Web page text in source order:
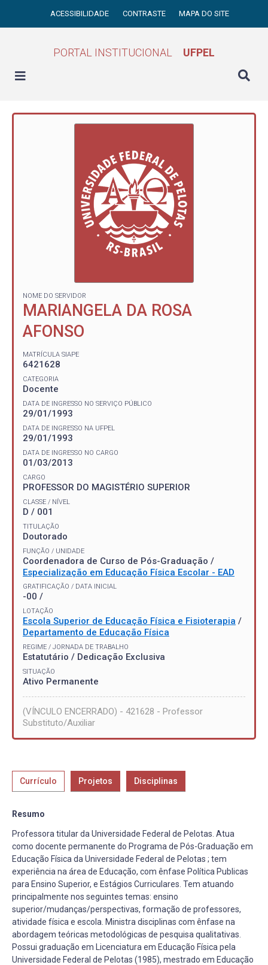
ACESSIBILIDADE CONTRASTE MAPA DO SITE
PORTAL INSTITUCIONAL UFPEL
NOME DO SERVIDOR
MARIANGELA DA ROSA
AFONSO
MATRÍCULA SIAPE
6421628
CATEGORIA
Docente
DATA DE INGRESSO NO SERVIÇO PÚBLICO
29/01/1993
DATA DE INGRESSO NA UFPEL
29/01/1993
DATA DE INGRESSO NO CARGO
01/03/2013
CARGO
PROFESSOR DO MAGISTÉRIO SUPERIOR
CLASSE / NÍVEL
D / 001
TITULAÇÃO
Doutorado
FUNÇÃO / UNIDADE
Coordenadora de Curso de Pós-Graduação /
Especialização em Educação Física Escolar - EAD
GRATIFICAÇÃO / DATA INICIAL
-00 /
LOTAÇÃO
Escola Superior de Educação Física e Fisioterapia /
Departamento de Educação Física
REGIME / JORNADA DE TRABALHO
Estatutário / Dedicação Exclusiva
SITUAÇÃO
Ativo Permanente
(VÍNCULO ENCERRADO) - 421628 - Professor
Substituto/Auxiliar
Currículo Projetos Disciplinas
Resumo
Professora titular da Universidade Federal de Pelotas. Atua
como docente permanente do Programa de Pós-Graduação em
Educação Física da Universidade Federal de Pelotas ; tem
experiência na área de Educação, com ênfase Política Publicas
para Ensino Superior, e Estágios Curriculares. Tem atuando
principalmente nos seguintes temas: ensino
superior/mudanças/perspectivas, formação de professores,
atividade física e escola. Ministra disciplinas com ênfase na
abordagem teóricas metodológicas de pesquisa qualitativas.
Possui graduação em Licenciatura em Educação Física pela
Universidade Federal de Pelotas (1985), mestrado em Educação